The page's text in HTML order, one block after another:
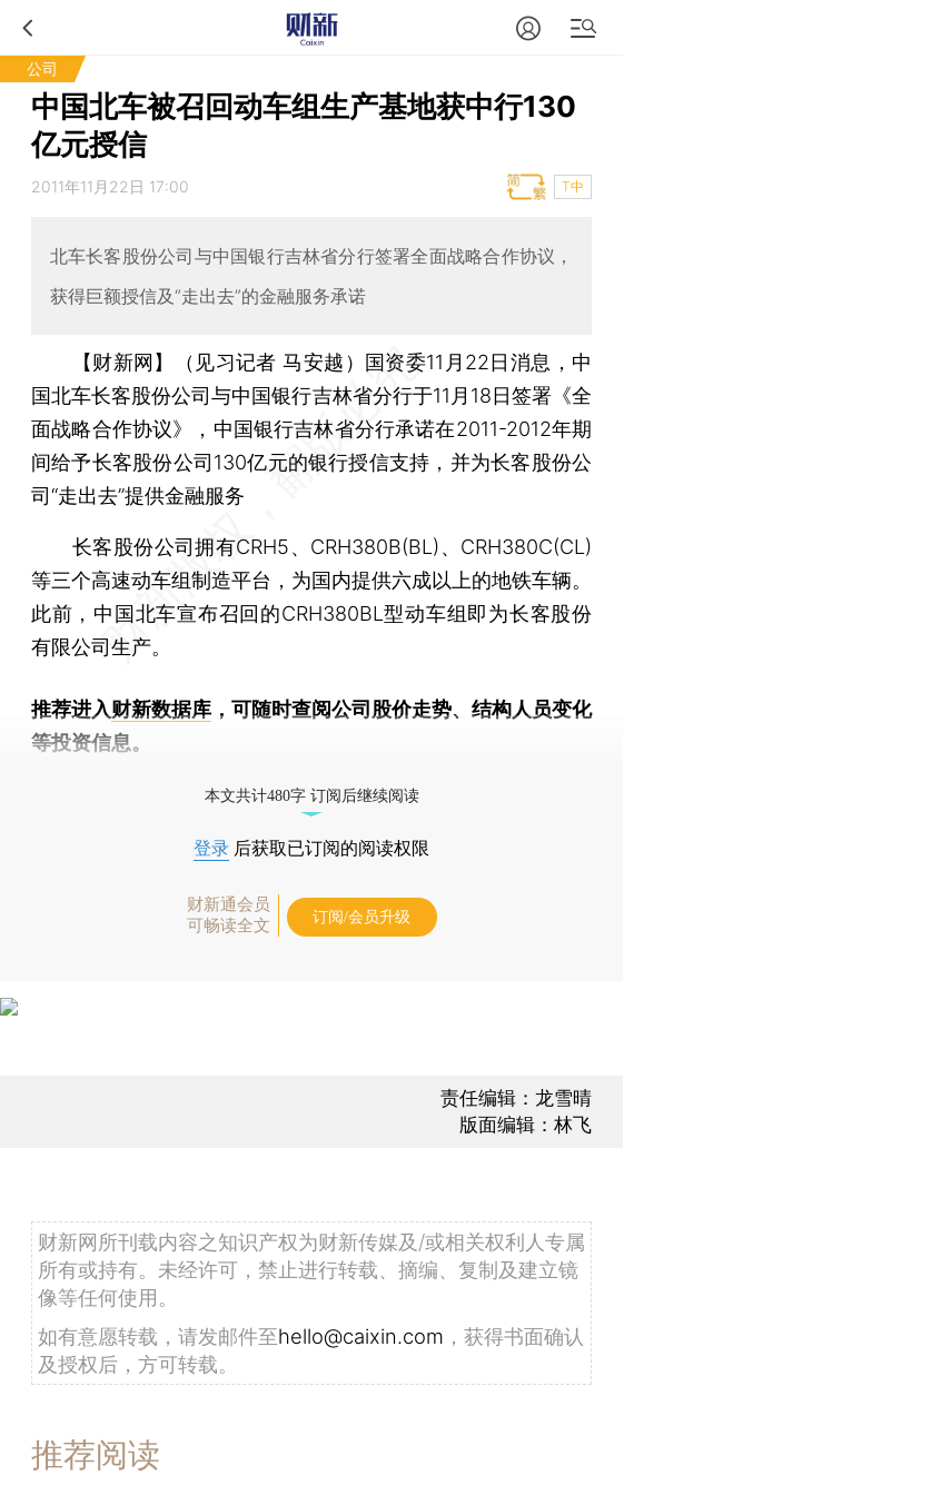
公司
中国北车被召回动车组生产基地获中行130
亿元授信
2011年11月22日 17:00 T中
北车长客股份公司与中国银行吉林省分行签署全面战略合作协议，
获得巨额授信及“走出去”的金融服务承诺
【财新网】（见习记者 马安越） 国资委11月22日消息，中
国北车长客股份公司与中国银行吉林省分行于11月18日签署《全
面战略合作协议》，中国银行吉林省分行承诺在2011-2012年期
间给予长客股份公司130亿元的银行授信支持，并为长客股份公
司“走出去”提供金融服务
长客股份公司拥有CRH5、CRH380B(BL)、CRH380C(CL)
等三个高速动车组制造平台，为国内提供六成以上的地铁车辆。
此前，中国北车宣布召回的CRH380BL型动车组即为长客股份
有限公司生产。
推荐进入财新数据库 ，可随时查阅公司股价走势、结构人员变化
等投资信息。
本文共计480字 订阅后继续阅读
登录 后获取已订阅的阅读权限
财新通会员
可畅读全文
订阅/会员升级
责任编辑：龙雪晴
版面编辑：林飞
财新网所刊载内容之知识产权为财新传媒及/或相关权利人专属
所有或持有。未经许可，禁止进行转载、摘编、复制及建立镜
像等任何使用。
如有意愿转载，请发邮件至hello@caixin.com ，获得书面确认
及授权后，方可转载。
推荐阅读